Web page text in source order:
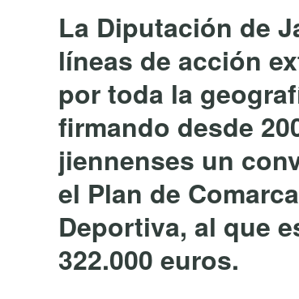
La Diputación de
líneas de acción
por toda la
firmando desde
jiennenses un
el Plan de
Deportiva, al que
322.000 euros.